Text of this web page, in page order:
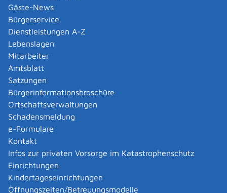
Gäste-News
Bürgerservice
Dienstleistungen A-Z
Lebenslagen
Mitarbeiter
Amtsblatt
Satzungen
Bürgerinformationsbroschüre
Ortschaftsverwaltungen
Schadensmeldung
e-Formulare
Kontakt
Infos zur privaten Vorsorge im Katastrophenschutz
Einrichtungen
Kindertageseinrichtungen
Öffnungszeiten/Betreuungsmodelle
Gewerbeliste
Keine Daten vorhanden
Zurück zur Suche
Zurück zur Suche
||